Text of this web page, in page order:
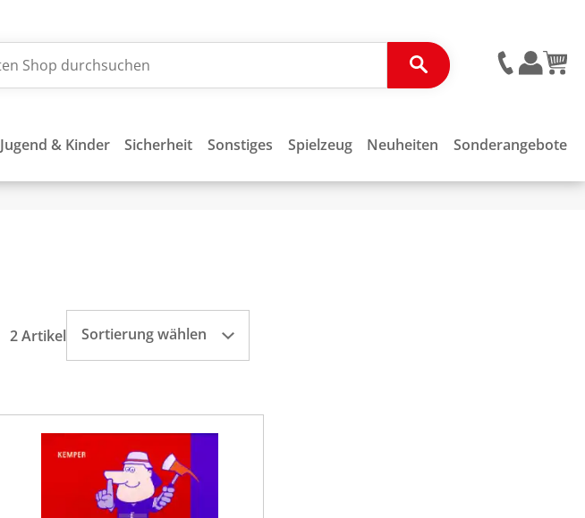
Jugend & Kinder Sicherheit Sonstiges Spielzeug Neuheiten Sonderangebote
2 Artikel Sortierung wählen